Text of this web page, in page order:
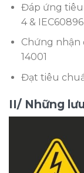
Đáp ứng tiêu
4 &
Chứng nhận
14001
Đạt tiêu
II/ Những